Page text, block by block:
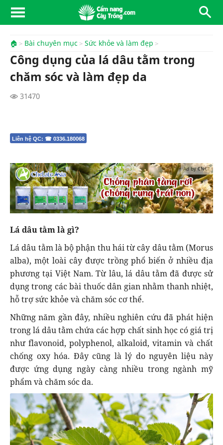
🏠 Bài chuyên mục Sức khỏe và làm đẹp
Công dụng của lá dâu tằm trong
chăm sóc và làm đẹp da
31470
Liên hệ QC: ☎ 0336.180068
Ad by CNCT
Lá dâu tằm là gì?
Lá dâu tằm là bộ phận thu hái từ cây dâu tằm (Morus
alba), một loài cây được trồng phổ biến ở nhiều địa
phương tại Việt Nam. Từ lâu, lá dâu tằm đã được sử
dụng trong các bài thuốc dân gian nhằm thanh nhiệt,
hỗ trợ sức khỏe và chăm sóc cơ thể.
Những năm gần đây, nhiều nghiên cứu đã phát hiện
trong lá dâu tằm chứa các hợp chất sinh học có giá trị
như flavonoid, polyphenol, alkaloid, vitamin và chất
chống oxy hóa. Đây cũng là lý do nguyên liệu này
được ứng dụng ngày càng nhiều trong ngành mỹ
phẩm và chăm sóc da.